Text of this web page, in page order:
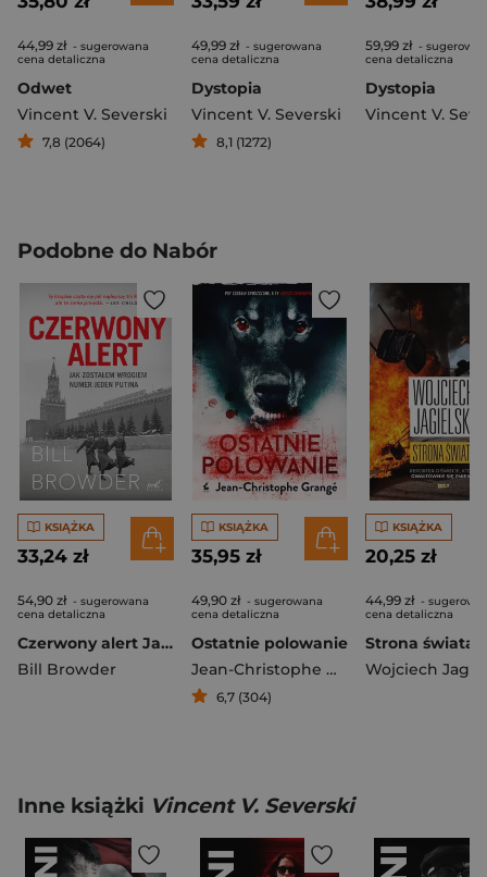
44,99 zł - sugerowana
cena detaliczna
Odwet
Vincent V. Severski
7,8 (2064)
49,99 zł - sugerowana
cena detaliczna
Dystopia
Vincent V. Severski
8,1 (1272)
59,99 zł -
cena detaliczna
Dystopia
Vincent V.
Podobne do Nabór
KSIĄŻKA
33,24 zł
54,90 zł - sugerowana
cena detaliczna
Czerwony alert Jak zostałem wrogiem numer jeden Putina
Bill Browder
KSIĄŻKA
35,95 zł
49,90 zł - sugerowana
cena detaliczna
Ostatnie polowanie
Jean-Christophe Grange
6,7 (304)
KSIĄŻKA
20,25 zł
44,99 zł -
cena detaliczna
Wojciech
Inne książki Vincent V. Severski